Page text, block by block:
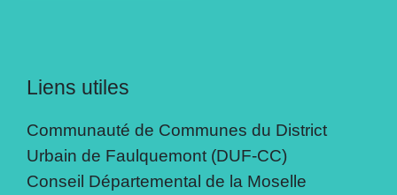
Liens utiles
Communauté de Communes du District
Urbain de Faulquemont (DUF-CC)
Conseil Départemental de la Moselle